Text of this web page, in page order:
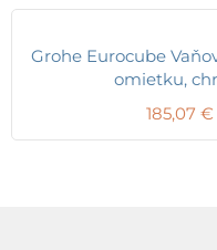
Grohe Eurocube
omietku,
185,07 €